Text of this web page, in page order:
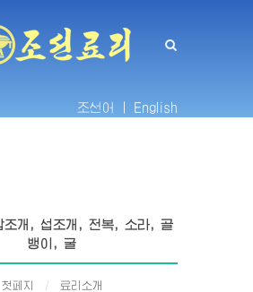
조선어 | English
조개, 섭조개, 전복, 소라, 골
뱅이, 굴
첫페지 료리소개